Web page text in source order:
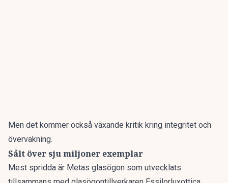
Men det kommer också växande kritik kring integritet och
övervakning.
Sålt över sju miljoner exemplar
Mest spridda är Metas glasögon som utvecklats